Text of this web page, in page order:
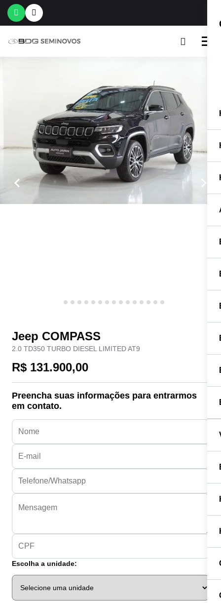
Jeep COMPASS
2.0 TD350 TURBO DIESEL LIMITED AT9
R$ 131.900,00
Preencha suas informações para entrarmos
em contato.
Escolha a unidade: